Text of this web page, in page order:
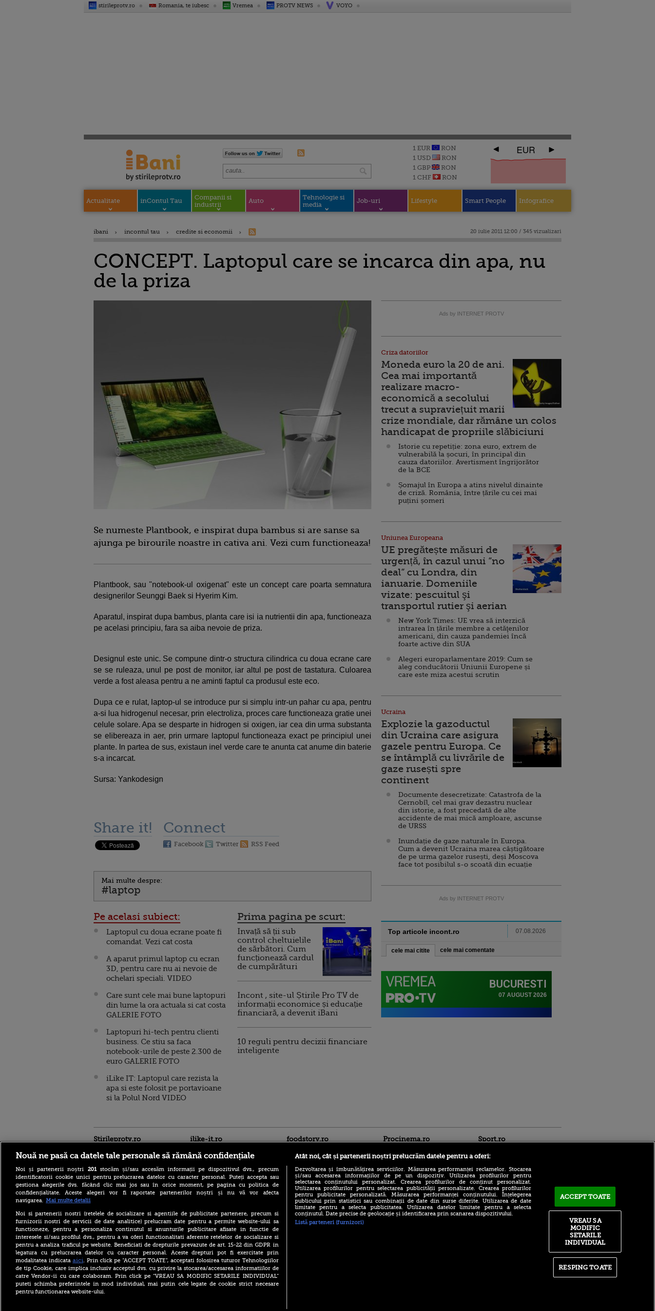
stirileprotv.ro Romania, te iubesc Vremea PROTV NEWS VOYO
1 EUR
RON
1 USD
RON
1 GBP
RON
1 CHF
RON
EUR
Actualitate inContul Tau
Companii si
industrii
Auto
Tehnologie si
media
Job-uri Lifestyle Smart People Infografice
ibani incontul tau credite si economii 20 iulie 2011 12:00 / 345 vizualizari
CONCEPT. Laptopul care se incarca din apa, nu
de la priza
Se numeste Plantbook, e inspirat dupa bambus si are sanse sa
ajunga pe birourile noastre in cativa ani. Vezi cum functioneaza!
Plantbook, sau "notebook-ul oxigenat" este un concept care poarta semnatura
designerilor Seunggi Baek si Hyerim Kim.
Aparatul, inspirat dupa bambus, planta care isi ia nutrientii din apa, functioneaza
pe acelasi principiu, fara sa aiba nevoie de priza.
Designul este unic. Se compune dintr-o structura cilindrica cu doua ecrane care
se se ruleaza, unul pe post de monitor, iar altul pe post de tastatura. Culoarea
verde a fost aleasa pentru a ne aminti faptul ca produsul este eco.
Dupa ce e rulat, laptop-ul se introduce pur si simplu intr-un pahar cu apa, pentru
a-si lua hidrogenul necesar, prin electroliza, proces care functioneaza gratie unei
celule solare. Apa se desparte in hidrogen si oxigen, iar cea din urma substanta
se elibereaza in aer, prin urmare laptopul functioneaza exact pe principiul unei
plante. In partea de sus, existaun inel verde care te anunta cat anume din baterie
s-a incarcat.
Sursa: Yankodesign
Share it! Connect
Facebook Twitter RSS Feed
Mai multe despre:
#laptop
Pe acelasi subiect:
Laptopul cu doua ecrane poate fi
comandat. Vezi cat costa
A aparut primul laptop cu ecran
3D, pentru care nu ai nevoie de
ochelari speciali. VIDEO
Care sunt cele mai bune laptopuri
din lume la ora actuala si cat costa
GALERIE FOTO
Laptopuri hi-tech pentru clienti
business. Ce stiu sa faca
notebook-urile de peste 2.300 de
euro GALERIE FOTO
iLike IT: Laptopul care rezista la
apa si este folosit pe portavioane
si la Polul Nord VIDEO
Prima pagina pe scurt:
Invață să ții sub
control cheltuielile
de sărbători. Cum
funcționează cardul
de cumpărături
Incont , site-ul Știrile Pro TV de
informații economice și educație
financiară, a devenit iBani
10 reguli pentru decizii financiare
inteligente
Ads by INTERNET PROTV
Criza datoriilor
Moneda euro la 20 de ani.
Cea mai importantă
realizare macro-
economică a secolului
trecut a supraviețuit marii
crize mondiale, dar rămâne un colos
handicapat de propriile slăbiciuni
Istorie cu repetiție: zona euro, extrem de
vulnerabilă la șocuri, în principal din
cauza datoriilor. Avertisment îngrijorător
de la BCE
Șomajul în Europa a atins nivelul dinainte
de criză. România, între țările cu cei mai
puțini șomeri
Uniunea Europeana
UE pregătește măsuri de
urgență, în cazul unui ”no
deal” cu Londra, din
ianuarie. Domeniile
vizate: pescuitul şi
transportul rutier şi aerian
New York Times: UE vrea să interzică
intrarea în țările membre a cetăţenilor
americani, din cauza pandemiei încă
foarte active din SUA
Alegeri europarlamentare 2019: Cum se
aleg conducătorii Uniunii Europene și
care este miza acestui scrutin
Ucraina
Explozie la gazoductul
din Ucraina care asigura
gazele pentru Europa. Ce
se întâmplă cu livrările de
gaze rusești spre
continent
Documente desecretizate: Catastrofa de la
Cernobîl, cel mai grav dezastru nuclear
din istorie, a fost precedată de alte
accidente de mai mică amploare, ascunse
de URSS
Inundație de gaze naturale în Europa.
Cum a devenit Ucraina marea câștigătoare
de pe urma gazelor rusești, deși Moscova
face tot posibilul s-o scoată din ecuație
Ads by INTERNET PROTV
Top articole incont.ro 07.08.2026
cele mai citite cele mai comentate
Stirileprotv.ro
de țară Moody’s: Am fost
cinstiți cu românii, am
muncit din greu. Alianța
PSD-AUR ”minează” țara
El Niño amenință lumea cu
o nouă criză alimentară. 50
de milioane de oameni
riscă foamete acută
Controverse în jurul
ochelarilor inteligenți Meta.
De ce au început să fie
ilike-it.ro foodstory.ro
(P) Descoperă Lumea
Evenimentelor din România
cu Transilvania Events!
Procinema.ro
Emoții intense pentru
Sport.ro
Vine la CFR Cluj?! Edi
Iordănescu i-a dat
răspunsul pe loc lui Ioan
Nouă ne pasă ca datele tale personale să rămână confidențiale
Noi și partenerii noștri 201stocăm și/sau accesăm informații pe dispozitivul dvs., precum
identificatorii cookie unici pentru prelucrarea datelor cu caracter personal. Puteți accepta sau
gestiona alegerile dvs. făcând clic mai jos sau în orice moment, pe pagina cu politica de
confidențialitate. Aceste alegeri vor fi raportate partenerilor noștri și nu vă vor afecta
navigarea. Mai multe detalii
Noi si partenerii nostri (retelele de socializare si agentiile de publicitate partenere, precum si
furnizorii nostri de servicii de date analitice) prelucram date pentru a permite website-ului sa
functioneze, pentru a personaliza continutul si anunturile publicitare afisate in functie de
interesele si/sau profilul dvs., pentru a va oferi functionalitati aferente retelelor de socializare si
pentru a analiza traficul pe website. Beneficiati de drepturile prevazute de art. 15-22 din GDPR in
legatura cu prelucrarea datelor cu caracter personal. Aceste drepturi pot fi exercitate prin
modalitatea indicata aici. Prin click pe “ACCEPT TOATE”, acceptati folosirea tuturor Tehnologiilor
de tip Cookie, care implica inclusiv acceptul dvs. cu privire la stocarea/accesarea informatiilor de
catre Vendor-ii cu care colaboram. Prin click pe “VREAU SA MODIFIC SETARILE INDIVIDUAL”
puteti schimba preferintele in mod individual, mai putin cele legate de cookie strict necesare
pentru functionarea website-ului.
Atât noi, cât și partenerii noștri prelucrăm datele pentru a oferi:
Dezvoltarea și îmbunătățirea serviciilor. Măsurarea performanței reclamelor. Stocarea
și/sau accesarea informațiilor de pe un dispozitiv. Utilizarea profilurilor pentru
selectarea conținutului personalizat. Crearea profilurilor de conținut personalizat.
Utilizarea profilurilor pentru selectarea publicității personalizate. Crearea profilurilor
pentru publicitate personalizată. Măsurarea performanței conținutului. Înțelegerea
publicului prin statistici sau combinații de date din surse diferite. Utilizarea de date
limitate pentru a selecta publicitatea. Utilizarea datelor limitate pentru a selecta
conținutul. Date precise de geolocație și identificarea prin scanarea dispozitivului.
Listă parteneri (furnizori)
ACCEPT TOATE
RESPING TOATE
VREAU SA
MODIFIC
SETARILE
INDIVIDUAL